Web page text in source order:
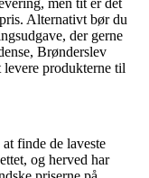
Alternativt bør du
der gerne
Brønderslev
produkterne til
finde de laveste
og herved har